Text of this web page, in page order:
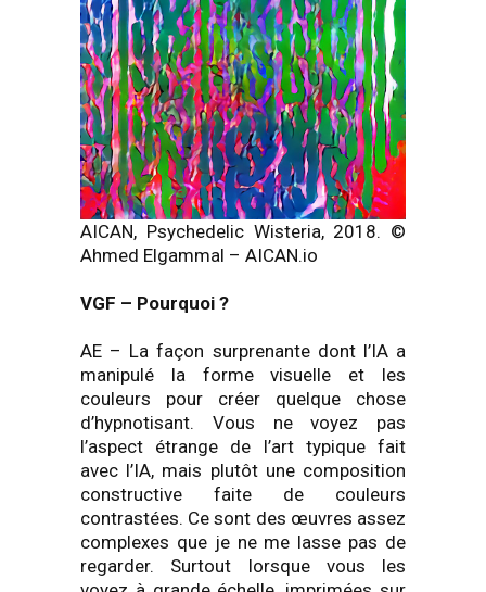
AICAN, Psychedelic Wisteria, 2018. ©
Ahmed Elgammal – AICAN.io
VGF – Pourquoi ?
AE – La façon surprenante dont l’IA a
manipulé la forme visuelle et les
couleurs pour créer quelque chose
d’hypnotisant. Vous ne voyez pas
l’aspect étrange de l’art typique fait
avec l’IA, mais plutôt une composition
constructive faite de couleurs
contrastées. Ce sont des œuvres assez
complexes que je ne me lasse pas de
regarder. Surtout lorsque vous les